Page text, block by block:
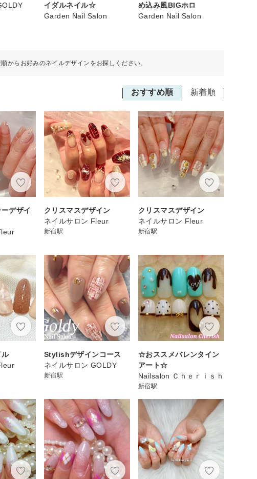
イダルネイル☆
Garden Nail Salon
め込み風BIGホロ
Garden Nail Salon
からお好みのネイルデザインをお探しください。
おすすめ順 新着順
デザイ
クリスマスデザイン
ネイルサロン Fleur
新宿駅
クリスマスデザイン
ネイルサロン Fleur
新宿駅
ル
Stylishデザインコース
ネイルサロン GOLDY
新宿駅
☆おススメバレンタイン
アート☆
Nailsalon Ｃｈｅｒｉｓｈ
新宿駅